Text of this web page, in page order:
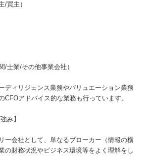
/買主）
/士業/その他事業会社）
ディリジェンス業務やバリュエーション業務
CFOアドバイス的な業務も行っています。
み】
ー会社として、単なるブローカー（情報の横
の財務状況やビジネス環境等をよく理解をし